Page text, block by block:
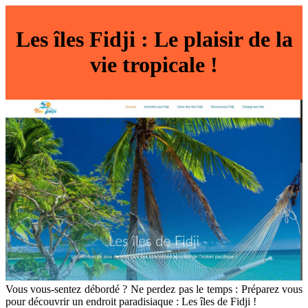
Les îles Fidji : Le plaisir de la
vie tropicale !
Vous vous-sentez débordé ? Ne perdez pas le temps : Préparez vous
pour découvrir un endroit paradisiaque : Les îles de Fidji !